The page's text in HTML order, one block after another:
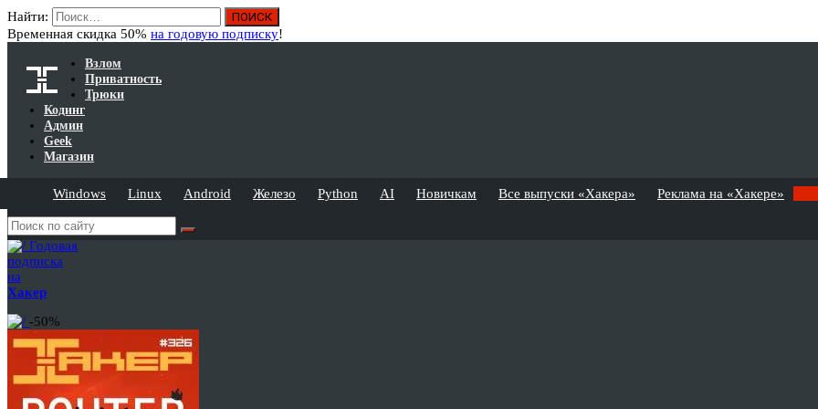
Найти:
Временная скидка 50% на годовую подписку!
Взлом
Приватность
Трюки
Кодинг
Админ
Geek
Магазин
Windows Linux Android Железо Python AI Новичкам Все выпуски «Хакера» Реклама на «Хакере»
Годовая
подписка
на
Хакер
-50%